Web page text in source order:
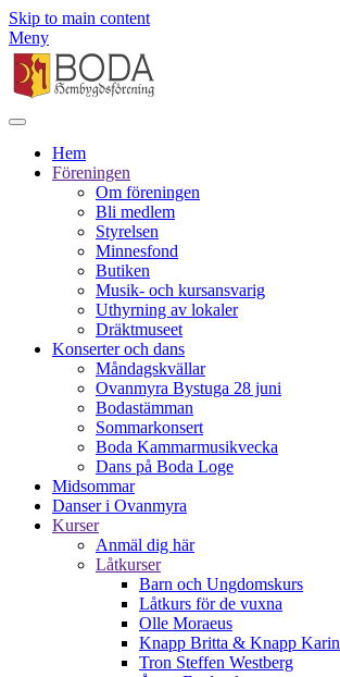
Skip to main content
Meny
Hem
Föreningen
Om föreningen
Bli medlem
Styrelsen
Minnesfond
Butiken
Musik- och kursansvarig
Uthyrning av lokaler
Dräktmuseet
Konserter och dans
Måndagskvällar
Ovanmyra Bystuga 28 juni
Bodastämman
Sommarkonsert
Boda Kammarmusikvecka
Dans på Boda Loge
Midsommar
Danser i Ovanmyra
Kurser
Anmäl dig här
Låtkurser
Barn och Ungdomskurs
Låtkurs för de vuxna
Olle Moraeus
Knapp Britta & Knapp Karin
Tron Steffen Westberg